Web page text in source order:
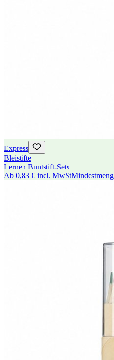
Express
Bleistifte
Lernen Buntstift-Sets
Ab 0,83 € incl. MwSt